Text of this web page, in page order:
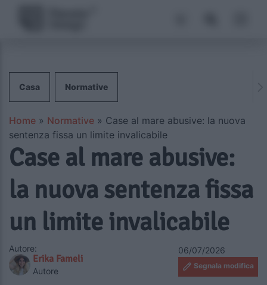
Casa Normative
Home » Normative » Case al mare abusive: la nuova
sentenza fissa un limite invalicabile
Case al mare abusive:
la nuova sentenza fissa
un limite invalicabile
Autore:
Erika Fameli
Autore
06/07/2026
Segnala modifica